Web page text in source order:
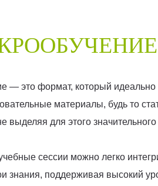
— это формат, который идеально
материалы, будь то
выделяя для этого
сессии можно легко
знания, поддерживая высокий